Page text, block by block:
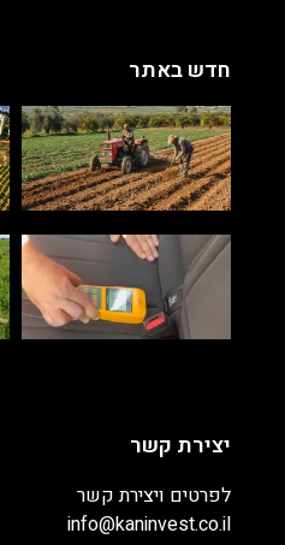
חדש באתר
יצירת קשר
לפרטים ויצירת קשר
info@kaninvest.co.il